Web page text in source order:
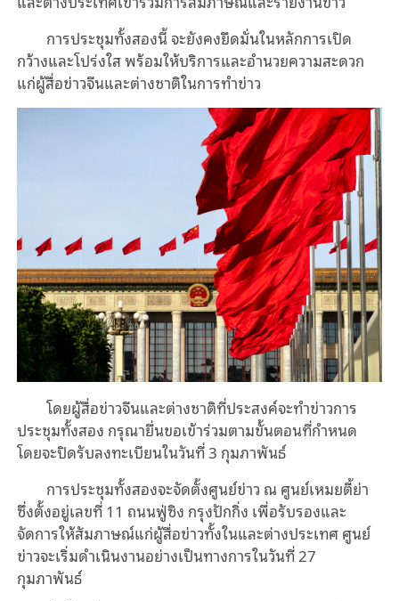
การประชุมทั้งสองนี้ จะยังคงยึดมั่นในหลักการเปิด
กว้างและโปร่งใส พร้อมให้บริการและอำนวยความสะดวก
แก่ผู้สื่อข่าวจีนและต่างชาติในการทำข่าว
โดยผู้สื่อข่าวจีนและต่างชาติที่ประสงค์จะทำข่าวการ
ประชุมทั้งสอง กรุณายื่นขอเข้าร่วมตามขั้นตอนที่กำหนด
โดยจะปิดรับลงทะเบียนในวันที่3 กุมภาพันธ์
การประชุมทั้งสองจะจัดตั้งศูนย์ข่าว ณ ศูนย์เหมยตี้ย่า
ซึ่งตั้งอยู่เลขที่11 ถนนฟู่ซิง กรุงปักกิ่ง เพื่อรับรองและ
จัดการให้สัมภาษณ์แก่ผู้สื่อข่าวทั้งในและต่างประเทศ ศูนย์
ข่าวจะเริ่มดำเนินงานอย่างเป็นทางการในวันที่27
กุมภาพันธ์